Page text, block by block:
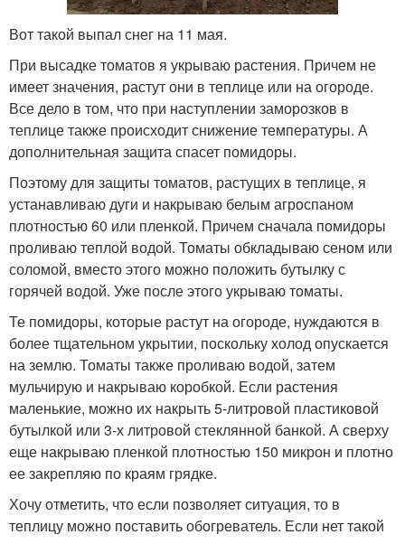
Вот такой выпал снег на 11 мая.
При высадке томатов я укрываю растения. Причем не
имеет значения, растут они в теплице или на огороде.
Все дело в том, что при наступлении заморозков в
теплице также происходит снижение температуры. А
дополнительная защита спасет помидоры.
Поэтому для защиты томатов, растущих в теплице, я
устанавливаю дуги и накрываю белым агроспаном
плотностью 60 или пленкой. Причем сначала помидоры
проливаю теплой водой. Томаты обкладываю сеном или
соломой, вместо этого можно положить бутылку с
горячей водой. Уже после этого укрываю томаты.
Те помидоры, которые растут на огороде, нуждаются в
более тщательном укрытии, поскольку холод опускается
на землю. Томаты также проливаю водой, затем
мульчирую и накрываю коробкой. Если растения
маленькие, можно их накрыть 5-литровой пластиковой
бутылкой или 3-х литровой стеклянной банкой. А сверху
еще накрываю пленкой плотностью 150 микрон и плотно
ее закрепляю по краям грядке.
Хочу отметить, что если позволяет ситуация, то в
теплицу можно поставить обогреватель. Если нет такой